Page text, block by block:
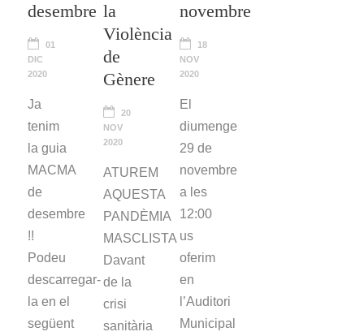
desembre
01
DIC
2020
Ja
tenim
la guia
MACMA
de
desembre
!!
Podeu
descarregar-
la en el
següent
la
Violència
de
Gènere
20
NOV
2020
ATUREM
AQUESTA
PANDÈMIA
MASCLISTA
Davant
de la
crisi
sanitària
novembre
18
NOV
2020
El
diumenge
29 de
novembre
a les
12:00
us
oferim
en
l’Auditori
Municipal